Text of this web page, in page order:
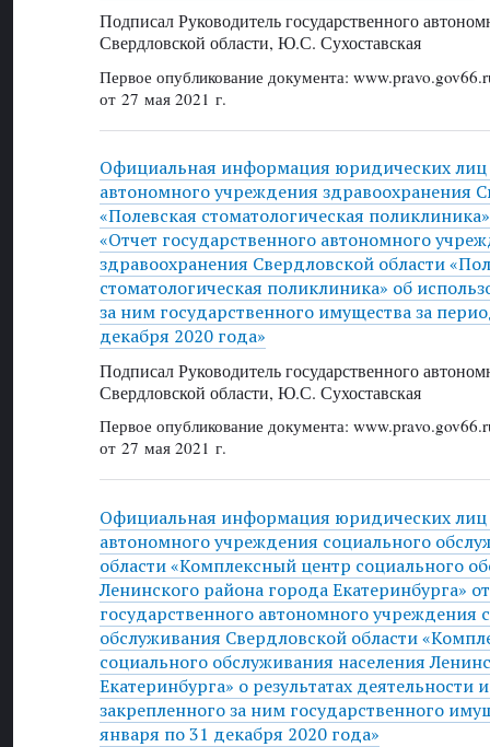
Подписал Руководитель государственного
Свердловской области, Ю.С. Сухоставская
Первое опубликование документа:
от 27 мая 2021 г.
Официальная информация юридических лиц
автономного учреждения здравоохранения
«Полевская стоматологическая
«Отчет государственного автономного
здравоохранения Свердловской области
стоматологическая поликлиника» об
за ним государственного имущества за
декабря 2020 года»
Подписал Руководитель государственного
Свердловской области, Ю.С. Сухоставская
Первое опубликование документа:
от 27 мая 2021 г.
Официальная информация юридических лиц
автономного учреждения социального
области «Комплексный центр социального
Ленинского района города Екатеринбурга»
государственного автономного учреждения
обслуживания Свердловской области
социального обслуживания населения
Екатеринбурга» о результатах деятельности
закрепленного за ним государственного
января по 31 декабря 2020 года»